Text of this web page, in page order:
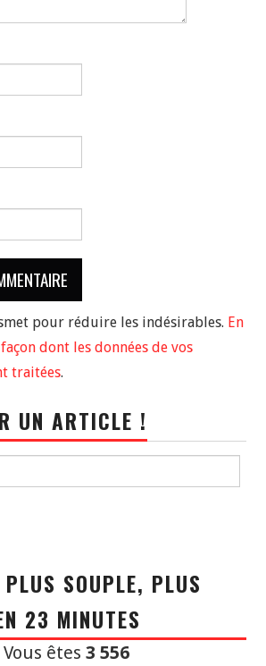
pour réduire les indésirables. En
dont les données de vos
traitées.
UN ARTICLE !
SOUPLE, PLUS
23 MINUTES
Vous êtes 3 556